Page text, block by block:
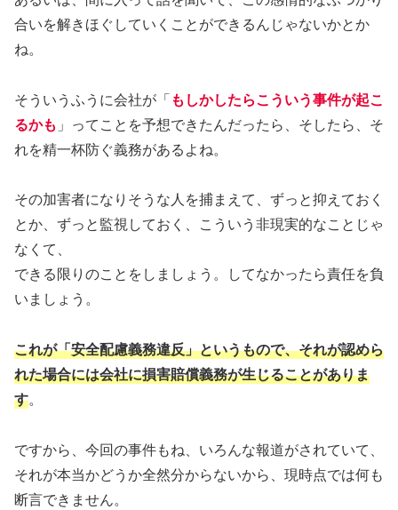
合いを解きほぐしていくことができるんじゃないかとか
ね。
そういうふうに会社が「もしかしたらこういう事件が起こ
るかも 」ってことを予想できたんだったら、そしたら、そ
れを精一杯防ぐ義務があるよね。
その加害者になりそうな人を捕まえて、ずっと抑えておく
とか、ずっと監視しておく、こういう非現実的なことじゃ
なくて、
できる限りのことをしましょう。してなかったら責任を負
いましょう。
これが「安全配慮義務違反」というもので、それが認めら
れた場合には会社に損害賠償義務が生じることがありま
す。
ですから、今回の事件もね、いろんな報道がされていて、
それが本当かどうか全然分からないから、現時点では何も
断言できません。